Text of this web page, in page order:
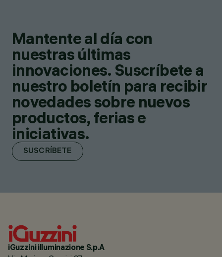
Mantente al día con
nuestras últimas
innovaciones. Suscríbete a
nuestro boletín para recibir
novedades sobre nuevos
productos, ferias e
iniciativas.
SUSCRÍBETE
iGuzzini illuminazione S.p.A